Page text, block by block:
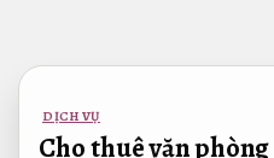
nội
DỊCH VỤ
Cho thuê văn